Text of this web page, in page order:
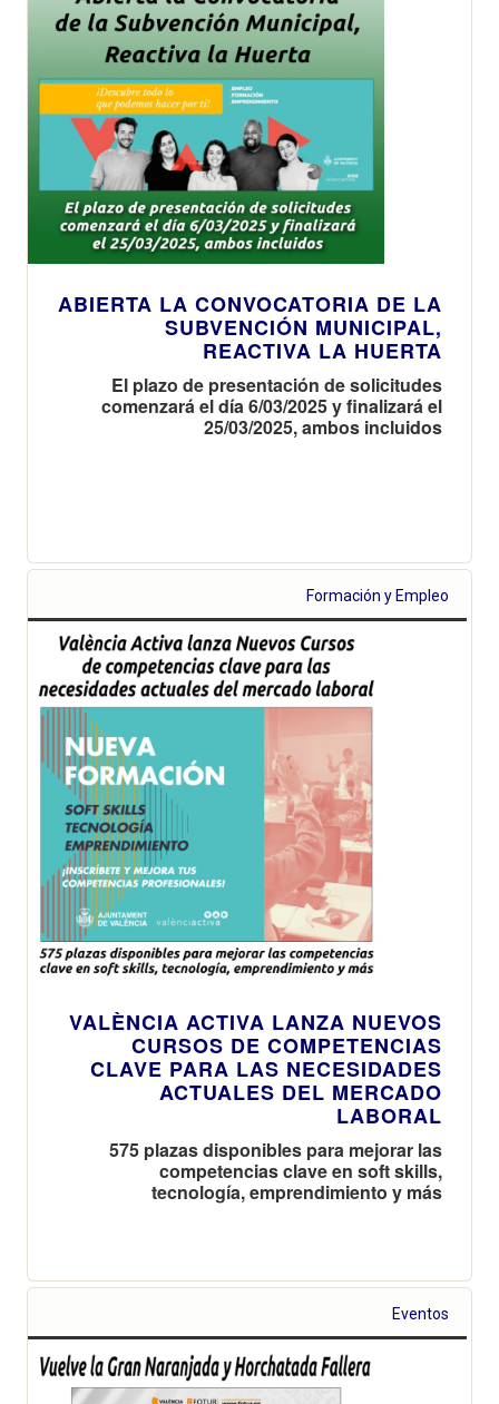
ABIERTA LA CONVOCATORIA DE LA
SUBVENCIÓN MUNICIPAL,
REACTIVA LA HUERTA
El plazo de presentación de solicitudes
comenzará el día 6/03/2025 y finalizará el
25/03/2025, ambos incluidos
Formación y Empleo
VALÈNCIA ACTIVA LANZA NUEVOS
CURSOS DE COMPETENCIAS
CLAVE PARA LAS NECESIDADES
ACTUALES DEL MERCADO
LABORAL
575 plazas disponibles para mejorar las
competencias clave en soft skills,
tecnología, emprendimiento y más
Eventos